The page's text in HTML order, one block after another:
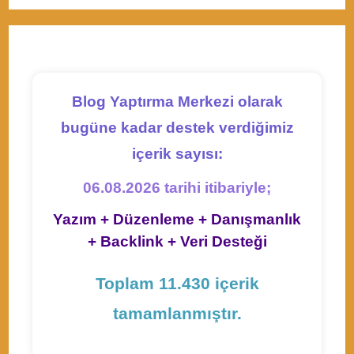
tab
tab
tab
tab
tab
tab
tab
Blog Yaptırma Merkezi olarak
bugüne kadar destek verdiğimiz
içerik sayısı:
06.08.2026 tarihi itibariyle;
Yazım + Düzenleme + Danışmanlık
+ Backlink + Veri Desteği
Toplam 11.430 içerik
tamamlanmıştır.